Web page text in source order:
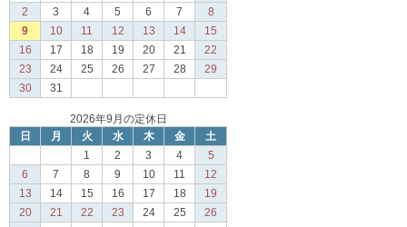
2
3 4 5 6 7
8
9
10 11 12 13 14
15
16
17 18 19 20 21
22
23
24 25 26 27 28
29
30
31
2026年9月の定休日
日
月 火 水 木 金
土
1
2 3 4
5
6
7 8 9 10 11
12
13
14 15 16 17 18
19
20
21 22 23 24 25
26